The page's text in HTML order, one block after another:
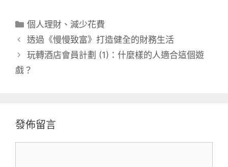
分
類
個人理財 、 減少花費
透過《慢慢致富》打造健全的財務生活
玩轉酒店會員計劃 (1)：什麼樣的人適合這個遊
戲？
發佈留言